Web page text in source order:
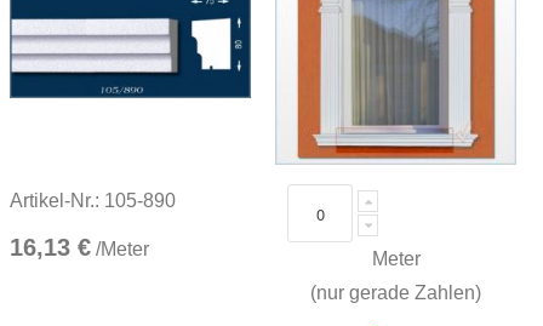
Artikel-Nr.: 105-890
16,13 € /Meter
Meter
(nur gerade Zahlen)